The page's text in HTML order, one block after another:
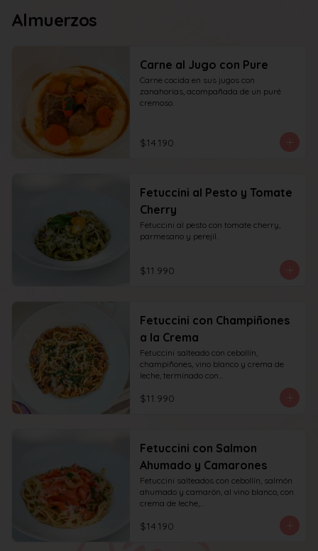
Almuerzos
Carne al Jugo con Pure
Carne cocida en sus jugos con
zanahorias, acompañada de un puré
cremoso.
$14.190
Fetuccini al Pesto y Tomate
Cherry
Fetuccini al pesto con tomate cherry,
parmesano y perejil.
$11.990
Fetuccini con Champiñones
a la Crema
Fetuccini salteado con cebollín,
champiñones, vino blanco y crema de
leche, terminado con
$11.990
Fetuccini con Salmon
Ahumado y Camarones
Fetuccini salteados con cebollín, salmón
ahumado y camarón, al vino blanco, con
crema de leche,
$14.190